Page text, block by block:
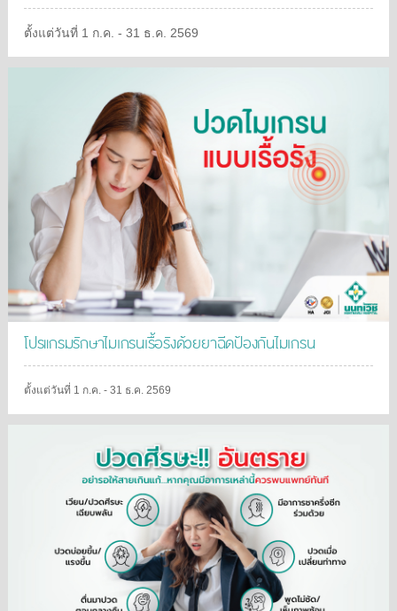
ตั้งแต่วันที่ 1 ก.ค. - 31 ธ.ค. 2569
โปรแกรมรักษาไมเกรนเรื้อรังด้วยยาฉีดป้องกันไมเกรน
ตั้งแต่วันที่ 1 ก.ค. - 31 ธ.ค. 2569